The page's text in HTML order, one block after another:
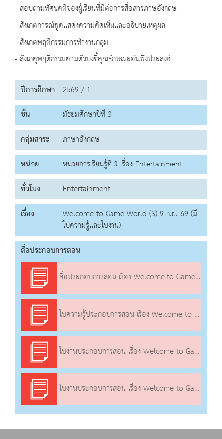
- สอบถามทัศนคติของผู้เรียนที่มีต่อการสื่อสารภาษอังกฤษ
- สังเกตการณ์พูดแสดงความคิดเห็นและอธิบายเหตุผล
- สังเกตพฤติกรรมการทำงานกลุ่ม
- สังเกตุพฤติกรรมตามตัวบ่งชี้คุณลักษณะอันพึงประสงค์
ปีการศึกษา 2569 / 1
ชั้น
มัธยมศึกษาปีที่ 3
กลุ่มสาระ
ภาษาอังกฤษ
หน่วย
หน่วยการเรียนรู้ที่ 3 เรื่อง Entertainment
ชั่วโมง
Entertainment
เรื่อง
Welcome to Game World (3) 9 ก.ย. 69 (มี
ใบความรู้และใบงาน)
สื่อประกอบการสอน
สื่อประกอบการสอน เรื่อง Welcome to Game World (3)
ใบความรู้ประกอบการสอน เรื่อง Welcome to Game World (3)
ใบงานประกอบการสอน เรื่อง Welcome to Game World (3)
ใบงานประกอบการสอน เรื่อง Welcome to Game World (3)